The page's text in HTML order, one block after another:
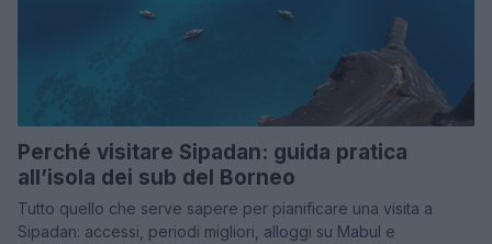
Perché visitare Sipadan: guida pratica
all’isola dei sub del Borneo
Tutto quello che serve sapere per pianificare una visita a
Sipadan: accessi, periodi migliori, alloggi su Mabul e